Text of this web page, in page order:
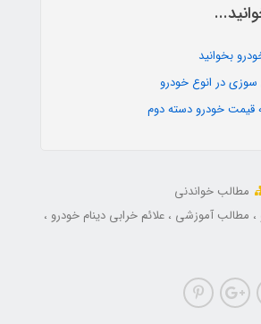
بخوانید
قیمت خودرو دسته دوم
مطالب خواندنی
مطالب آموزشی
علائم خرابی دینام خودرو